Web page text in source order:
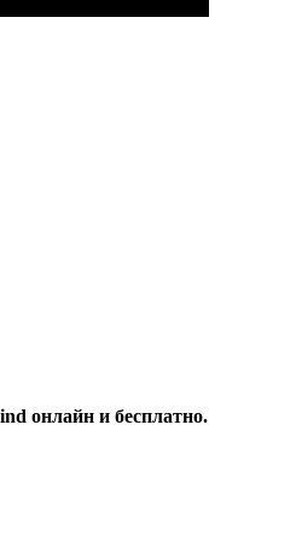
онлайн и бесплатно.